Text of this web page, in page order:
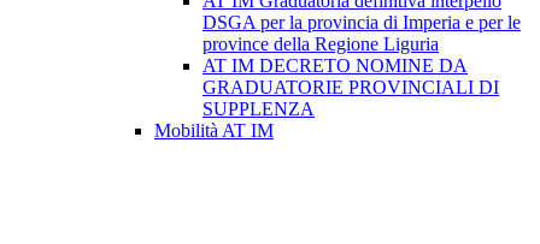
DSGA per la provincia di Imperia e per le
province della Regione Liguria
AT IM DECRETO NOMINE DA
GRADUATORIE PROVINCIALI DI
SUPPLENZA
Mobilità AT IM